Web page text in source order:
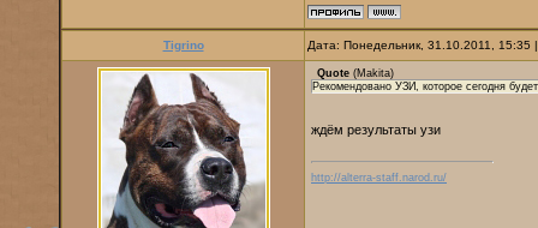
Tigrino Дата: Понедельник, 31.10.2011,
Quote (Makita)
Рекомендовано УЗИ, которое сегодня
ждём результаты узи
http://alterra-staff.narod.ru/